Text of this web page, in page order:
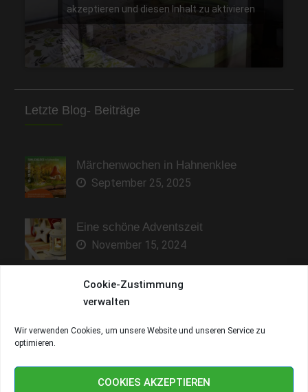
Cookie-Zustimmung
verwalten
Wir verwenden Cookies, um unsere Website und unseren Service zu
optimieren.
COOKIES AKZEPTIEREN
akzeptieren und diesen Inhalt zu aktivieren
Letzte Blog- Beiträge
Märchenwochen in Hahnenklee
September 25, 2025
Eine schöne Adventszeit
November 15, 2024
Sonne genießen und entspannen
Mai 9, 2023
reserved.